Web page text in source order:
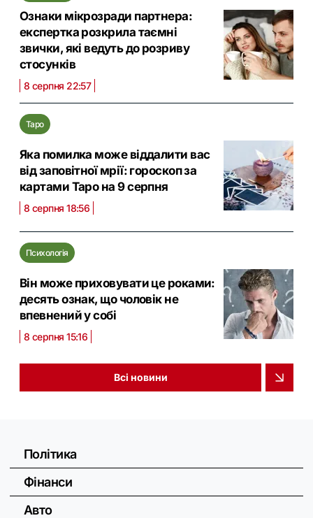
Ознаки мікрозради партнера:
експертка розкрила таємні
звички, які ведуть до розриву
стосунків
8 серпня 22:57
Таро
Яка помилка може віддалити вас
від заповітної мрії: гороскоп за
картами Таро на 9 серпня
8 серпня 18:56
Психологія
Він може приховувати це роками:
десять ознак, що чоловік не
впевнений у собі
8 серпня 15:16
Всі новини
Політика
Фінанси
Авто